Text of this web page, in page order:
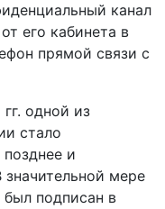
канал
его кабинета в
прямой связи с
одной из
стало
позднее и
мере
подписан в